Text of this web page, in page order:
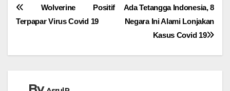
Navigasi
pos
Ada Tetangga Indonesia, 8
Negara Ini Alami Lonjakan
Kasus Covid 19
Wolverine Positif
Terpapar Virus Covid 19